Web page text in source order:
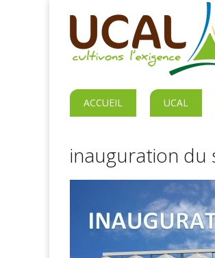
ACCUEIL UCAL
inauguration du